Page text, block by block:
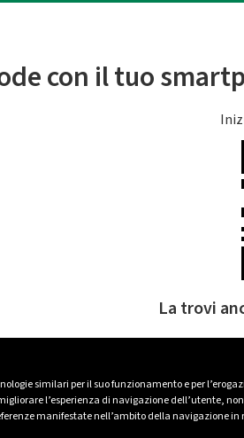
similari per il suo funzionamento e per
l’esperienza di navigazione dell’utente,
manifestate nell’ambito della navigazione in
con il tuo
La trovi